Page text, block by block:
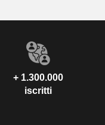
+ 1.300.000
iscritti